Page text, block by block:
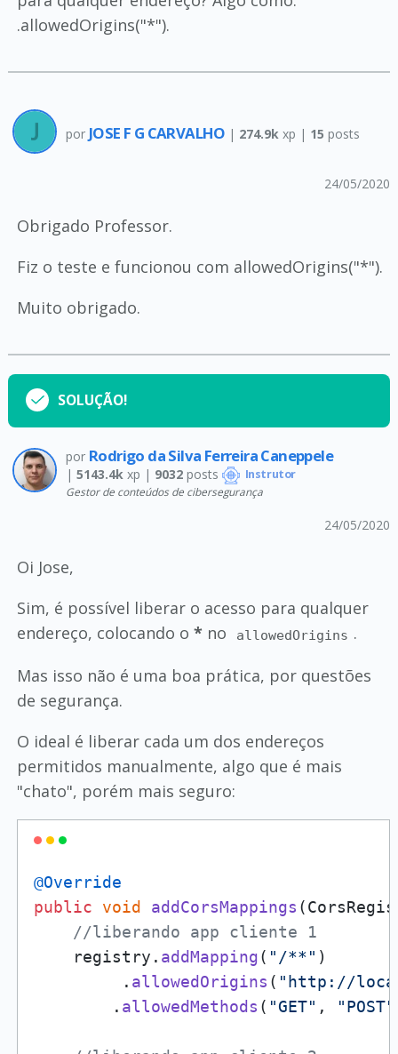
.allowedOrigins("*").
por JOSE F G CARVALHO | 274.9k xp | 15 posts
24/05/2020
Obrigado Professor.
Fiz o teste e funcionou com allowedOrigins("*").
Muito obrigado.
SOLUÇÃO!
por Rodrigo da Silva Ferreira Caneppele
| 5143.4k xp | 9032posts Instrutor
Gestor de conteúdos de cibersegurança
24/05/2020
Oi Jose,
Sim, é possível liberar o acesso para qualquer
endereço, colocando o * no allowedOrigins .
Mas isso não é uma boa prática, por questões
de segurança.
O ideal é liberar cada um dos endereços
permitidos manualmente, algo que é mais
"chato", porém mais seguro:
@Override
public
void addCorsMappings (
//liberando app cliente 1
    registry.
addMapping( "/**" )
         .
allowedOrigins ( "http://
        .
allowedMethods ( "GET" , "POST"